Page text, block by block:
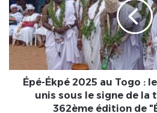
au
Togo
:
le
peuple
Guin-
Épé-Ékpé 2025 au Togo :
unis sous le signe de
362ème édition de